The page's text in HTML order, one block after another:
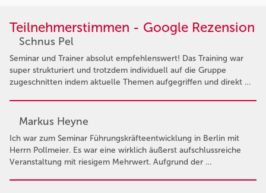
Teilnehmerstimmen - Google Rezension
Schnus Pel
Seminar und Trainer absolut empfehlenswert! Das Training war
super strukturiert und trotzdem individuell auf die Gruppe
zugeschnitten indem aktuelle Themen aufgegriffen und direkt …
Markus Heyne
Ich war zum Seminar Führungskräfteentwicklung in Berlin mit
Herrn Pollmeier. Es war eine wirklich äußerst aufschlussreiche
Veranstaltung mit riesigem Mehrwert. Aufgrund der …